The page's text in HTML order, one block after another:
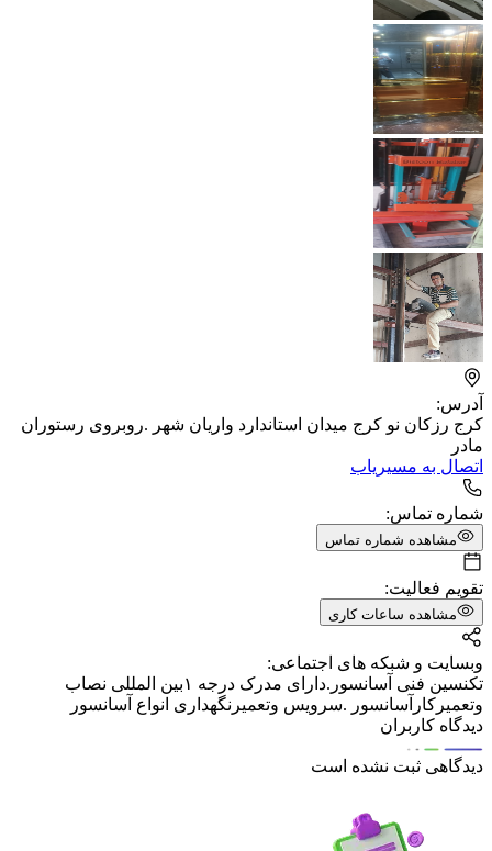
آدرس:
کرج رزکان نو کرج میدان استاندارد واریان شهر .روبروی رستوران
مادر
اتصال به مسیریاب
شماره تماس:
مشاهده شماره تماس
تقویم فعالیت:
مشاهده ساعات کاری
وبسایت و شبکه های اجتماعی:
تکنسین فنی آسانسور.دارای مدرک درجه ۱بین المللی نصاب
وتعمیرکارآسانسور .سرویس وتعمیرنگهداری انواع آسانسور
دیدگاه کاربران
دیدگاهی ثبت نشده است